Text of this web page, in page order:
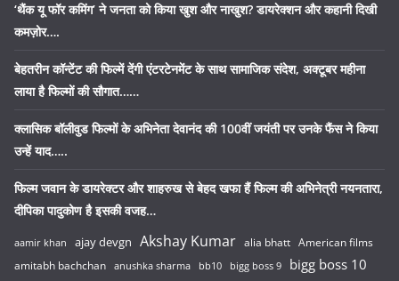
‘थैंक यू फॉर कमिंग’ ने जनता को किया खुश और नाखुश? डायरेक्शन और कहानी दिखी
कमज़ोर….
बेहतरीन कॉन्टेंट की फिल्में देंगी एंटरटेनमेंट के साथ सामाजिक संदेश, अक्टूबर महीना
लाया है फिल्मों की सौगात……
क्लासिक बॉलीवुड फिल्मों के अभिनेता देवानंद की 100वीं जयंती पर उनके फैंस ने किया
उन्हें याद…..
फिल्म जवान के डायरेक्टर और शाहरुख से बेहद खफा हैं फिल्म की अभिनेत्री नयनतारा,
दीपिका पादुकोण है इसकी वजह…
aamir khan ajay devgn Akshay Kumar alia bhatt American films
amitabh bachchan anushka sharma bb10 bigg boss 9 bigg boss 10